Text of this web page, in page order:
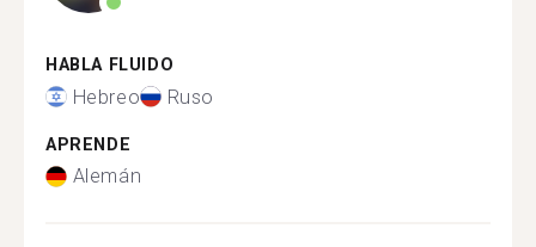
HABLA FLUIDO
Hebreo Ruso
APRENDE
Alemán